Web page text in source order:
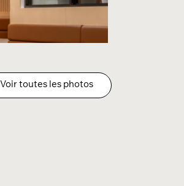
Voir toutes les photos